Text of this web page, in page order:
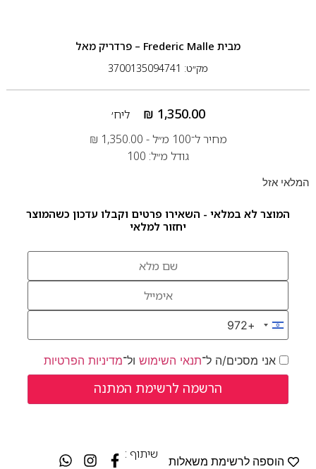
מבית Frederic Malle – פרדריק מאל
מק״ט: 3700135094741
₪ 1,350.00
ליח׳
מחיר ל־100 מ״ל -
₪ 1,350.00
גודל מ״ל: 100
המלאי אזל
המוצר לא במלאי - השאירו פרטים וקבלו עדכון כשהמוצר
יחזור למלאי
Israel +972
+972
אני מסכים/ה ל־תנאי השימושול־מדיניות הפרטיות
הוספה לרשימת משאלות
שיתוף :